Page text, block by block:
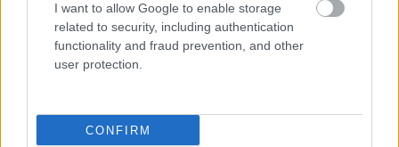
I want to allow Google to enable storage
related to security, including authentication
functionality and fraud prevention, and other
user protection.
CONFIRM
Ανοικτές 1.779 θέσεις εργασίας στο
Δημόσιο (χωρίς πτυχίο)
Πυροσβεστική Σχολή: Νέος